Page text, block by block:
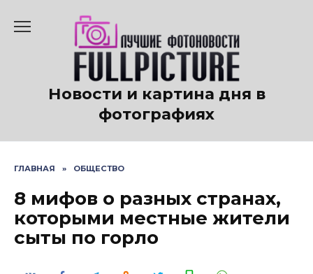
содержанию
Новости и картина дня в
фотографиях
ГЛАВНАЯ » ОБЩЕСТВО
8 мифов о разных странах,
которыми местные жители
сыты по горло